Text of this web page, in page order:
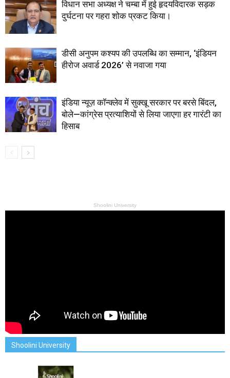
विधान सभा अध्यक्ष ने चम्बा में हुई हृदयविदारक सड़क
दुर्घटना पर गहरा शोक प्रकट किया।
डीसी अनुपम कश्यप की उपलब्धि का सम्मान, ‘इंडियन
हीरोज अवार्ड 2026’ से नवाजा गया
इंडिया न्यूज़ कॉन्क्लेव में सुक्खू सरकार पर बरसे बिंदल,
बोले—कांग्रेस प्रत्याशियों से लिया जाएगा हर गारंटी का
हिसाब
Shoolini University
Shoolini University